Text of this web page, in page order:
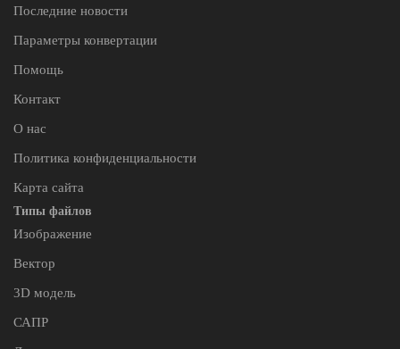
Последние новости
Параметры конвертации
Помощь
Контакт
О нас
Политика конфиденциальности
Карта сайта
Типы файлов
Изображение
Вектор
3D модель
САПР